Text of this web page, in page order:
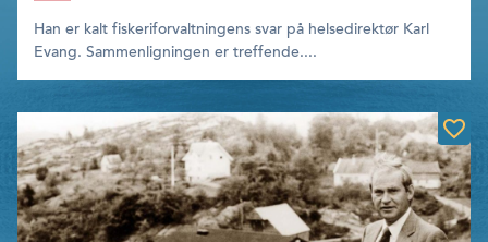
Han er kalt fiskeriforvaltningens svar på helsedirektør Karl
Evang. Sammenligningen er treffende....